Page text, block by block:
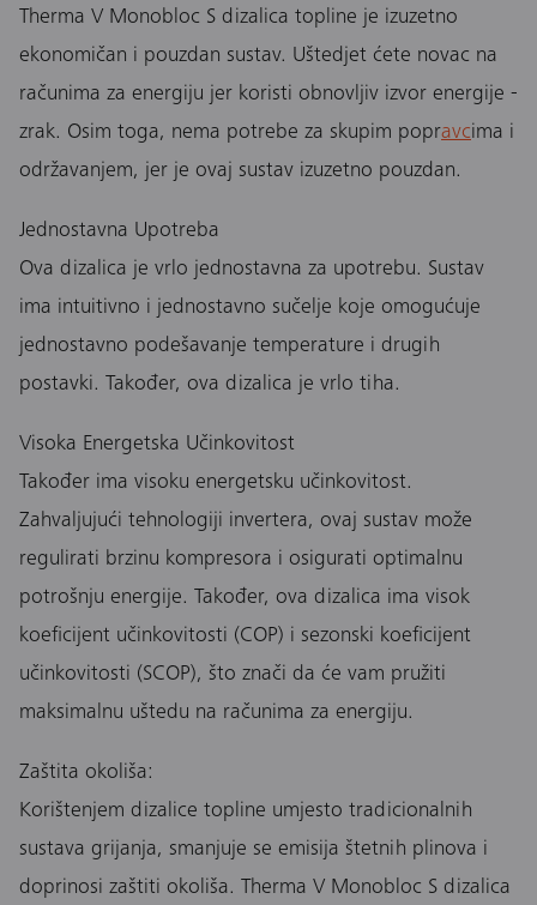
Therma V Monobloc S dizalica topline je izuzetno
ekonomičan i pouzdan sustav. Uštedjet ćete novac na
računima za energiju jer koristi obnovljiv izvor energije -
zrak. Osim toga, nema potrebe za skupim popravcima i
održavanjem, jer je ovaj sustav izuzetno pouzdan.
Jednostavna Upotreba
Ova dizalica je vrlo jednostavna za upotrebu. Sustav
ima intuitivno i jednostavno sučelje koje omogućuje
jednostavno podešavanje temperature i drugih
postavki. Također, ova dizalica je vrlo tiha.
Visoka Energetska Učinkovitost
Također ima visoku energetsku učinkovitost.
Zahvaljujući tehnologiji invertera, ovaj sustav može
regulirati brzinu kompresora i osigurati optimalnu
potrošnju energije. Također, ova dizalica ima visok
koeficijent učinkovitosti (COP) i sezonski koeficijent
učinkovitosti (SCOP), što znači da će vam pružiti
maksimalnu uštedu na računima za energiju.
Zaštita okoliša:
Korištenjem dizalice topline umjesto tradicionalnih
sustava grijanja, smanjuje se emisija štetnih plinova i
doprinosi zaštiti okoliša. Therma V Monobloc S dizalica